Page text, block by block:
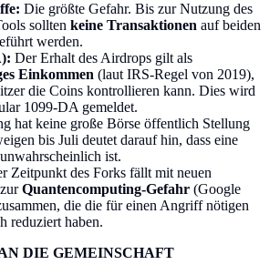
Die größte Gefahr. Bis zur Nutzung des
sollten keine Transaktionen auf beiden
werden.
Der Erhalt des Airdrops gilt als
Einkommen (laut IRS-Regel von 2019),
die Coins kontrollieren kann. Dies wird
1099-DA gemeldet.
hat keine große Börse öffentlich Stellung
bis Juli deutet darauf hin, dass eine
ist.
Zeitpunkt des Forks fällt mit neuen
Quantencomputing-Gefahr (Google
die die für einen Angriff nötigen
reduziert haben.
DIE GEMEINSCHAFT